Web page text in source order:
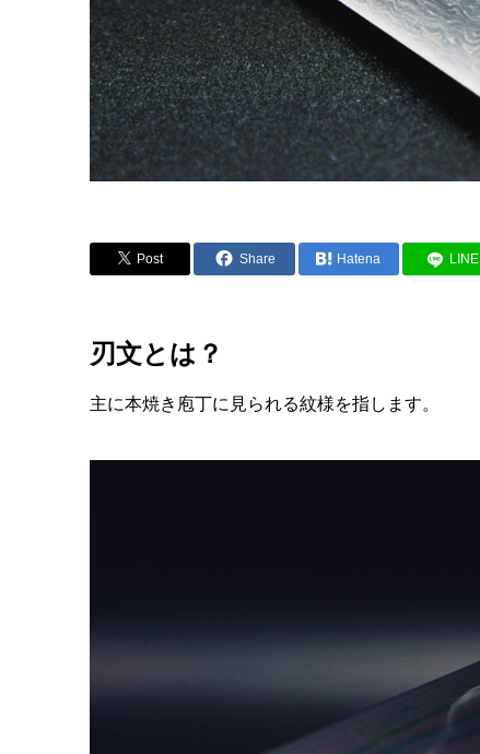
Post Share Hatena LINE
刃文とは？
主に本焼き庖丁に見られる紋様を指します。